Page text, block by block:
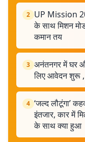
2 UP Mission
के साथ मिशन मोड
कमान तय
3 अनंतनगर में घर
लिए आवेदन शुरू ,
4 ‘जल्द लौटूंगा’
इंतजार, कार में
के साथ क्या हुआ